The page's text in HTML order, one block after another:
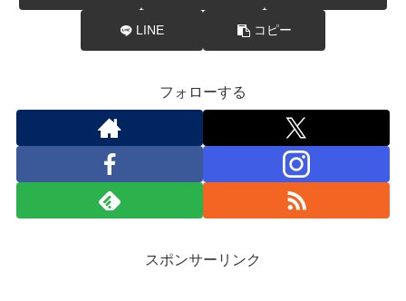
LINE コピー
フォローする
スポンサーリンク